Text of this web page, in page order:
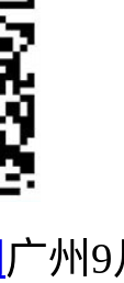
广州